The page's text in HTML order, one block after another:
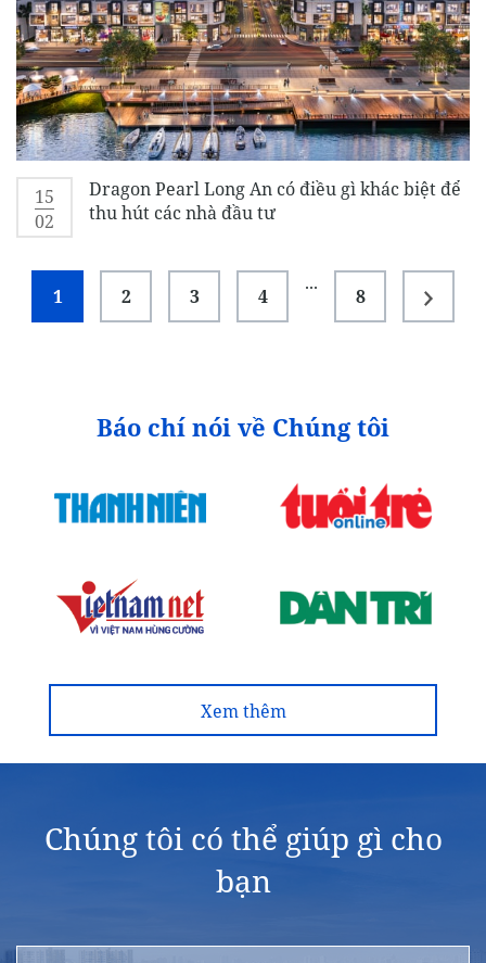
15
02
Dragon Pearl Long An có điều gì khác biệt để
thu hút các nhà đầu tư
1 2 3 4
...
8
Báo chí nói về Chúng tôi
Xem thêm
Chúng tôi có thể giúp gì cho
bạn